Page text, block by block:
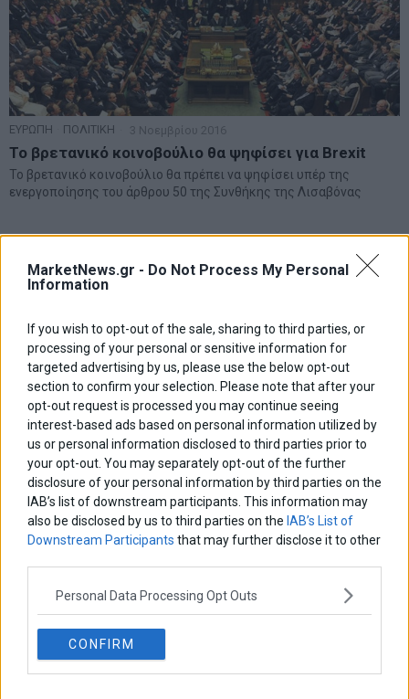
MarketNews.gr - Do Not Process My Personal
Information
If you wish to opt-out of the sale, sharing to third parties, or
processing of your personal or sensitive information for
targeted advertising by us, please use the below opt-out
section to confirm your selection. Please note that after your
opt-out request is processed you may continue seeing
interest-based ads based on personal information utilized by
us or personal information disclosed to third parties prior to
your opt-out. You may separately opt-out of the further
disclosure of your personal information by third parties on the
IAB’s list of downstream participants. This information may
also be disclosed by us to third parties on the IAB’s List of
Downstream Participants that may further disclose it to other
Personal Data Processing Opt Outs
CONFIRM
ΕΥΡΩΠΗ ΠΟΛΙΤΙΚΗ 3 Νοεμβρίου 2016
Το βρετανικό κοινοβούλιο θα ψηφίσει για Brexit
Το βρετανικό κοινοβούλιο θα πρέπει να ψηφίσει υπέρ της
ενεργοποίησης του άρθρου 50 της Συνθήκης της Λισαβόνας